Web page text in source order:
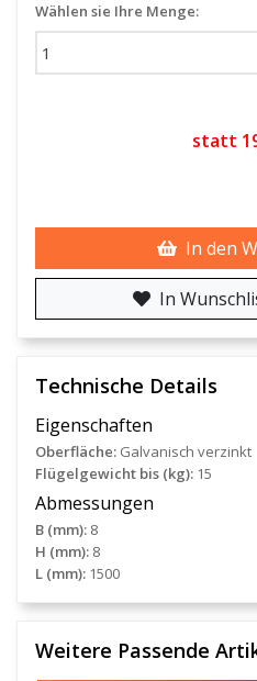
Wählen sie Ihre Menge:
statt
In den
In
Technische Details
Eigenschaften
Oberfläche: Galvanisch verzinkt
Flügelgewicht bis (kg): 15
Abmessungen
B (mm): 8
H (mm): 8
L (mm): 1500
Weitere Passende